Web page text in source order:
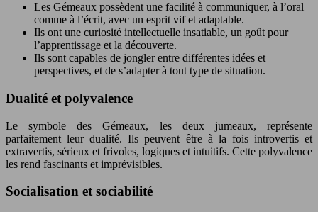
Les Gémeaux possèdent une facilité à communiquer, à l’oral
comme à l’écrit, avec un esprit vif et adaptable.
Ils ont une curiosité intellectuelle insatiable, un goût pour
l’apprentissage et la découverte.
Ils sont capables de jongler entre différentes idées et
perspectives, et de s’adapter à tout type de situation.
Dualité et polyvalence
Le symbole des Gémeaux, les deux jumeaux, représente
parfaitement leur dualité. Ils peuvent être à la fois introvertis et
extravertis, sérieux et frivoles, logiques et intuitifs. Cette polyvalence
les rend fascinants et imprévisibles.
Socialisation et sociabilité